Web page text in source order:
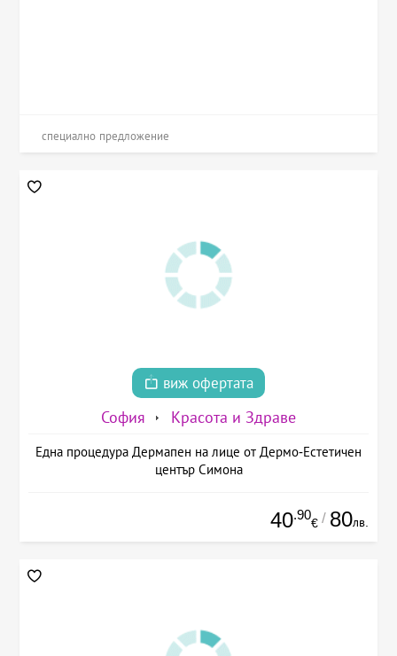
специално предложение
виж офертата
София Красота и Здраве
Една процедура Дермапен на лице от Дермо-Естетичен
център Симона
40.90
€ / 80лв.